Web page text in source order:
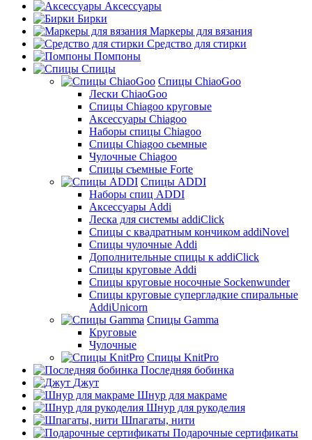
Аксессуары
Бирки
Маркеры для вязания
Средство для стирки
Помпоны
Спицы
Спицы ChiaoGoo
Лески ChiaoGoo
Cпицы Сhiagoo круговые
Аксессуары Chiagoo
Наборы спицы Chiagoo
Спицы Chiagoo сьемные
Чулочные Chiagoo
Спицы съемные Forte
Спицы ADDI
Наборы спиц ADDI
Аксессуары Addi
Леска для системы addiClick
Спицы с квадратным кончиком addiNovel
Спицы чулочные Addi
Дополнительные спицы к addiClick
Спицы круговые Addi
Спицы круговые носочные Sockenwunder
Спицы круговые супергладкие спиральные
AddiUnicorn
Спицы Gamma
Круговые
Чулочные
Спицы KnitPro
Последняя бобинка
Джут
Шнур для макраме
Шнур для рукоделия
Шпагаты, нити
Подарочные сертификаты